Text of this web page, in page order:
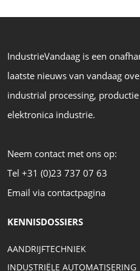
IndustrieVandaag is een
laatste nieuws van vandaag
industrial processing,
elektronica industrie.
Neem contact met ons op:
Tel +31 (0)23 737 07 63
Email via contactpagina
KENNISDOSSIERS
AANDRIJFTECHNIEK
INDUSTRIËLE AUTOMATISERING